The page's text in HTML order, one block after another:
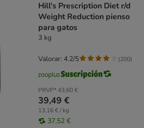
Hill's Prescription Diet r/d
Weight Reduction pienso
para gatos
3 kg
PRVP*43,60 €
39,49 €
13,16 € / kg
37,52 €
Valorar: 4.2/5 (200)